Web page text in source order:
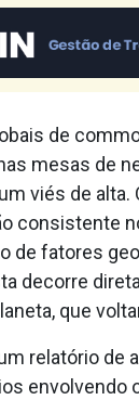
de
mesas de
viés de
consistente
de fatores
decorre
que
relatório de
envolvendo